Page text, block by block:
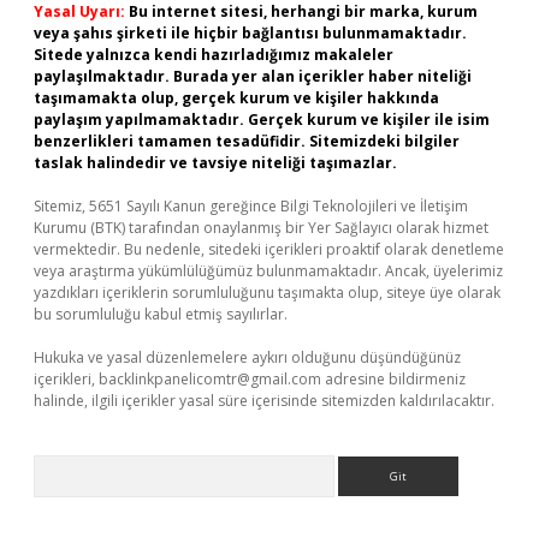
Yasal Uyarı: Bu internet sitesi, herhangi bir marka, kurum
veya şahıs şirketi ile hiçbir bağlantısı bulunmamaktadır.
Sitede yalnızca kendi hazırladığımız makaleler
paylaşılmaktadır. Burada yer alan içerikler haber niteliği
taşımamakta olup, gerçek kurum ve kişiler hakkında
paylaşım yapılmamaktadır. Gerçek kurum ve kişiler ile isim
benzerlikleri tamamen tesadüfidir. Sitemizdeki bilgiler
taslak halindedir ve tavsiye niteliği taşımazlar.
Sitemiz, 5651 Sayılı Kanun gereğince Bilgi Teknolojileri ve İletişim
Kurumu (BTK) tarafından onaylanmış bir Yer Sağlayıcı olarak hizmet
vermektedir. Bu nedenle, sitedeki içerikleri proaktif olarak denetleme
veya araştırma yükümlülüğümüz bulunmamaktadır. Ancak, üyelerimiz
yazdıkları içeriklerin sorumluluğunu taşımakta olup, siteye üye olarak
bu sorumluluğu kabul etmiş sayılırlar.
Hukuka ve yasal düzenlemelere aykırı olduğunu düşündüğünüz
içerikleri, backlinkpanelicomtr@gmail.com adresine bildirmeniz
halinde, ilgili içerikler yasal süre içerisinde sitemizden kaldırılacaktır.